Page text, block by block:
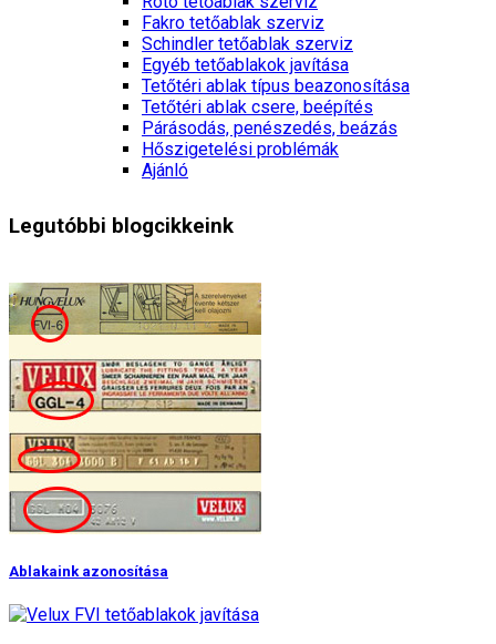
Fakro tetőablak szerviz
Schindler tetőablak szerviz
Egyéb tetőablakok javítása
Tetőtéri ablak típus beazonosítása
Tetőtéri ablak csere, beépítés
Párásodás, penészedés, beázás
Hőszigetelési problémák
Ajánló
Legutóbbi blogcikkeink
Ablakaink azonosítása